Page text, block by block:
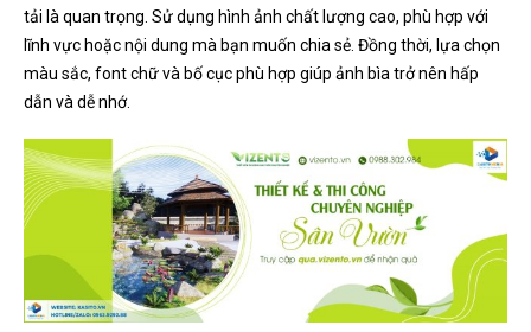
tải là quan trọng. Sử dụng hình ảnh chất lượng cao, phù hợp với
lĩnh vực hoặc nội dung mà bạn muốn chia sẻ. Đồng thời, lựa chọn
màu sắc, font chữ và bố cục phù hợp giúp ảnh bìa trở nên hấp
dẫn và dễ nhớ.